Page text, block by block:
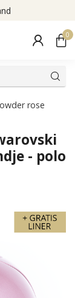
0
rose
- polo